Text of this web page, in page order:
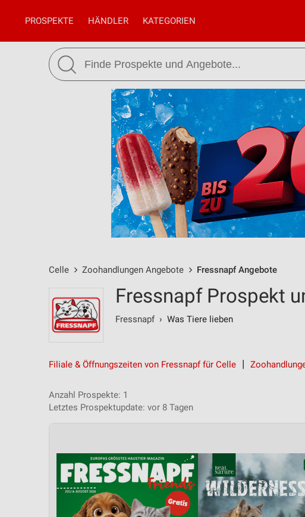
PROSPEKTE HÄNDLER KATEGORIEN
Celle Zoohandlungen Angebote Fressnapf Angebote
Fressnapf Prospekt
Fressnapf› Was Tiere lieben
Filiale & Öffnungszeiten von Fressnapf für Celle
Anzahl Prospekte: 1
Letztes Prospektupdate: vor 8 Tagen